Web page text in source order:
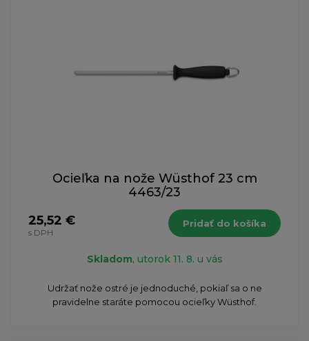
Ocieľka na nože Wüsthof 23 cm
4463/23
25,52 €
s DPH
Pridať do košíka
Skladom, utorok 11. 8. u vás
Udržať nože ostré je jednoduché, pokiaľ sa o ne
pravidelne staráte pomocou ocieľky Wüsthof.